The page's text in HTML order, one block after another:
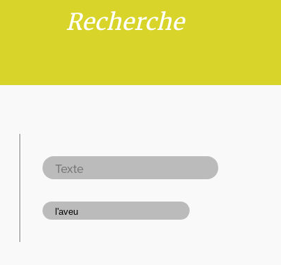
Recherche